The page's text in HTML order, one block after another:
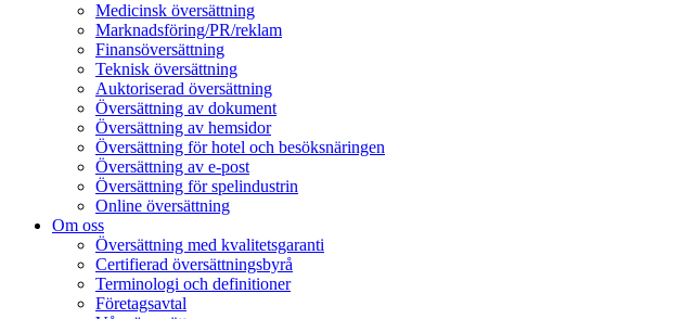
Medicinsk översättning
Marknadsföring/PR/reklam
Finansöversättning
Teknisk översättning
Auktoriserad översättning
Översättning av dokument
Översättning av hemsidor
Översättning för hotel och besöksnäringen
Översättning av e-post
Översättning för spelindustrin
Online översättning
Om oss
Översättning med kvalitetsgaranti
Certifierad översättningsbyrå
Terminologi och definitioner
Företagsavtal